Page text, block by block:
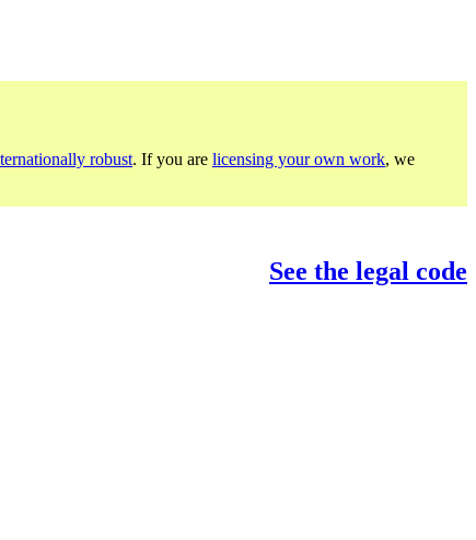
robust. If you are licensing your own work, we
See the legal code